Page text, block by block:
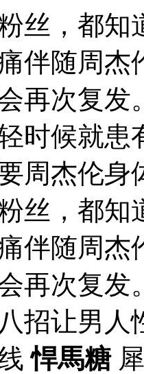
丝，都
伴随周杰
再次复
时候就
周杰伦
丝，都
伴随周杰
再次复发
招让男人
悍馬糖